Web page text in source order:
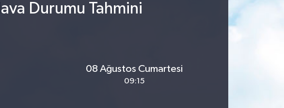
Durumu Tahmini
08 Ağustos Cumartesi
09:15